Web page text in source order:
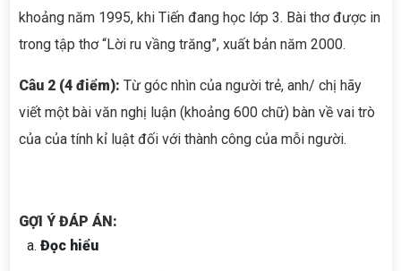
khoảng năm 1995, khi Tiến đang học lớp 3. Bài thơ được in
trong tập thơ “Lời ru vầng trăng”, xuất bản năm 2000.
Câu 2 (4 điểm): Từ góc nhìn của người trẻ, anh/ chị hãy
viết một bài văn nghị luận (khoảng 600 chữ) bàn về vai trò
của của tính kỉ luật đối với thành công của mỗi người.
GỢI Ý ĐÁP ÁN:
Đọc hiểu